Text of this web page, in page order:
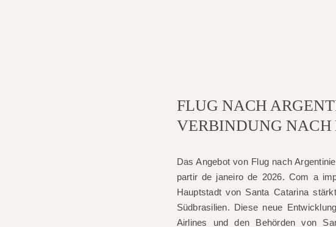
FLUG NACH
VERBINDUNG NACH
Das Angebot von Flug nach
partir de janeiro de 2026. Com a
Hauptstadt von Santa Catarina
Südbrasilien. Diese neue
Airlines und den Behörden von